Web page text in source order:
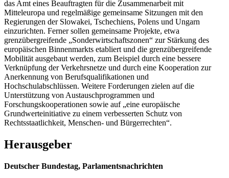
das Amt eines Beauftragten für die Zusammenarbeit mit
Mitteleuropa und regelmäßige gemeinsame Sitzungen mit den
Regierungen der Slowakei, Tschechiens, Polens und Ungarn
einzurichten. Ferner sollen gemeinsame Projekte, etwa
grenzübergreifende „Sonderwirtschaftszonen“ zur Stärkung des
europäischen Binnenmarkts etabliert und die grenzübergreifende
Mobilität ausgebaut werden, zum Beispiel durch eine bessere
Verknüpfung der Verkehrsnetze und durch eine Kooperation zur
Anerkennung von Berufsqualifikationen und
Hochschulabschlüssen. Weitere Forderungen zielen auf die
Unterstützung von Austauschprogrammen und
Forschungskooperationen sowie auf „eine europäische
Grundwerteinitiative zu einem verbesserten Schutz von
Rechtsstaatlichkeit, Menschen- und Bürgerrechten“.
Herausgeber
Deutscher Bundestag, Parlamentsnachrichten